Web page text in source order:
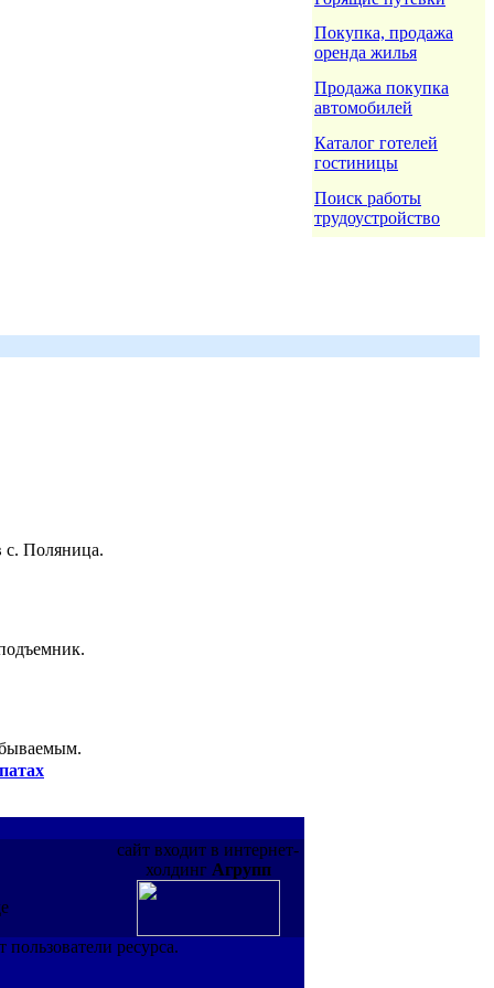
Покупка, продажа
оренда жилья
Продажа покупка
автомобилей
Каталог готелей
гостиницы
Поиск работы
трудоустройство
с. Поляница.
сайт входит в интернет-
холдинг Агрупп
ресурса.